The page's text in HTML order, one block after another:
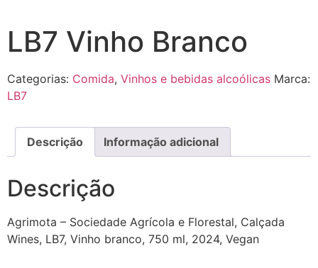
LB7 Vinho Branco
Categorias: Comida, Vinhos e bebidas alcoólicas Marca:
LB7
Descrição Informação adicional
Descrição
Agrimota – Sociedade Agrícola e Florestal, Calçada
Wines, LB7, Vinho branco, 750 ml, 2024, Vegan